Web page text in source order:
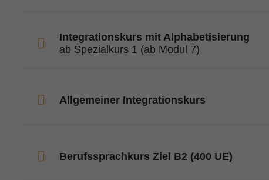
Integrationskurs mit Alphabetisierung
ab Spezialkurs 1 (ab Modul 7)
Allgemeiner Integrationskurs
Berufssprachkurs Ziel B2 (400 UE)